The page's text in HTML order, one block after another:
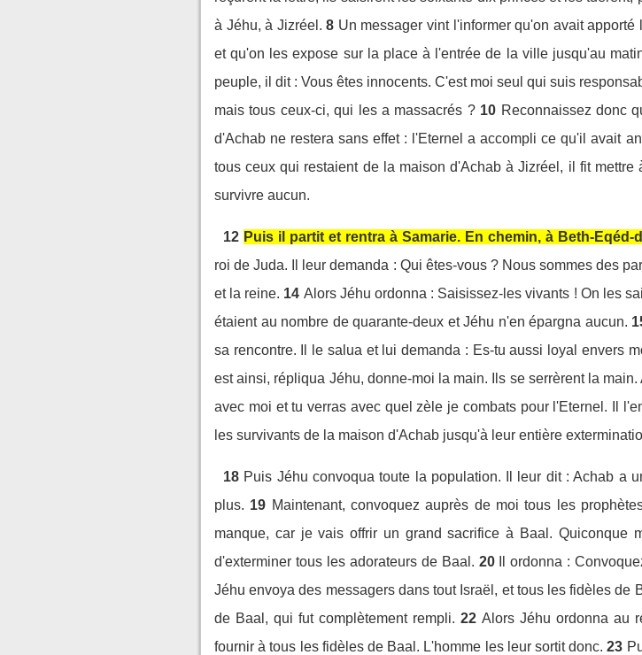
à Jéhu, à Jizréel. 8 Un messager vint l'informer qu'on avait
et qu'on les expose sur la place à l'entrée de la ville jusqu'au
peuple, il dit : Vous êtes innocents. C'est moi seul qui suis
mais tous ceux-ci, qui les a massacrés ? 10 Reconnaissez donc
d'Achab ne restera sans effet : l'Eternel a accompli ce qu'il avait
tous ceux qui restaient de la maison d'Achab à Jizréel, il fit
survivre aucun.
12 Puis il partit et rentra à Samarie. En chemin, à Beth-Eqéd-
roi de Juda. Il leur demanda : Qui êtes-vous ? Nous sommes des
et la reine. 14 Alors Jéhu ordonna : Saisissez-les vivants ! On les
étaient au nombre de quarante-deux et Jéhu n'en épargna aucun.
sa rencontre. Il le salua et lui demanda : Es-tu aussi loyal envers
est ainsi, répliqua Jéhu, donne-moi la main. Ils se serrèrent la
avec moi et tu verras avec quel zèle je combats pour l'Eternel. Il
les survivants de la maison d'Achab jusqu'à leur entière
18 Puis Jéhu convoqua toute la population. Il leur dit : Achab a
plus. 19 Maintenant, convoquez auprès de moi tous les
manque, car je vais offrir un grand sacrifice à Baal. Quiconque
d'exterminer tous les adorateurs de Baal. 20 Il ordonna :
Jéhu envoya des messagers dans tout Israël, et tous les fidèles
de Baal, qui fut complètement rempli. 22 Alors Jéhu ordonna au
fournir à tous les fidèles de Baal. L'homme les leur sortit donc. 23